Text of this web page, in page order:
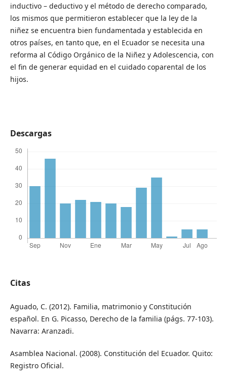
inductivo – deductivo y el método de derecho comparado,
los mismos que permitieron establecer que la ley de la
niñez se encuentra bien fundamentada y establecida en
otros países, en tanto que, en el Ecuador se necesita una
reforma al Código Orgánico de la Niñez y Adolescencia, con
el fin de generar equidad en el cuidado coparental de los
hijos.
Descargas
Citas
Aguado, C. (2012). Familia, matrimonio y Constitución
español. En G. Picasso, Derecho de la familia (págs. 77-103).
Navarra: Aranzadi.
Asamblea Nacional. (2008). Constitución del Ecuador. Quito:
Registro Oficial.